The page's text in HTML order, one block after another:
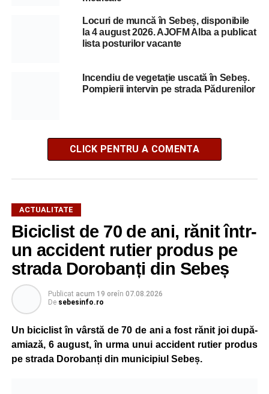
Locuri de muncă în Sebeș, disponibile
la 4 august 2026. AJOFM Alba a publicat
lista posturilor vacante
Incendiu de vegetație uscată în Sebeș.
Pompierii intervin pe strada Pădurenilor
CLICK PENTRU A COMENTA
ACTUALITATE
Biciclist de 70 de ani, rănit într-
un accident rutier produs pe
strada Dorobanți din Sebeș
Publicat acum 19 oreîn 07.08.2026
De sebesinfo.ro
Un biciclist în vârstă de 70 de ani a fost rănit joi după-
amiază, 6 august, în urma unui accident rutier produs
pe strada Dorobanți din municipiul Sebeș.